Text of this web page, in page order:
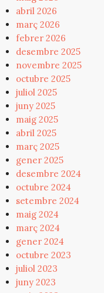
abril 2026
març 2026
febrer 2026
desembre 2025
novembre 2025
octubre 2025
juliol 2025
juny 2025
maig 2025
abril 2025
març 2025
gener 2025
desembre 2024
octubre 2024
setembre 2024
maig 2024
març 2024
gener 2024
octubre 2023
juliol 2023
juny 2023